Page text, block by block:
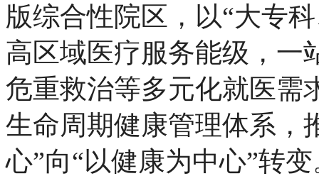
版综合性院区，以“大专
高区域医疗服务能级，一
危重救治等多元化就医需
生命周期健康管理体系，
心”向“以健康为中心”转